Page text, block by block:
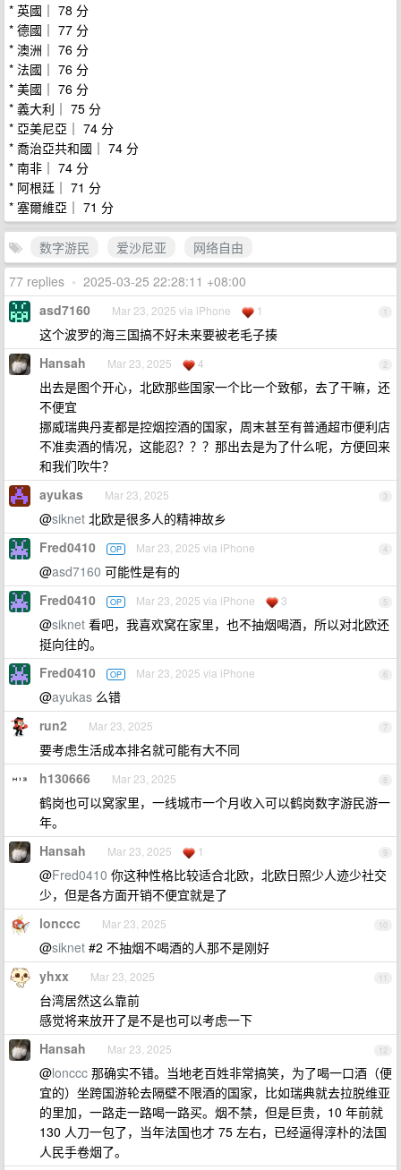
* 英國｜ 78 分
* 德國｜ 77 分
* 澳洲｜ 76 分
* 法國｜ 76 分
* 美國｜ 76 分
* 義大利｜ 75 分
* 亞美尼亞｜ 74 分
* 喬治亞共和國｜ 74 分
* 南非｜ 74 分
* 阿根廷｜ 71 分
* 塞爾維亞｜ 71 分
数字游民 爱沙尼亚
网络自由
77 replies • 2025-03-25 22:28:11 +08:00
1
asd7160 Mar 23, 2025 via iPhone 1
这个波罗的海三国搞不好未来要被老毛子揍
2
Hansah Mar 23, 2025 4
出去是图个开心，北欧那些国家一个比一个致郁，去了干嘛，还
不便宜
挪威瑞典丹麦都是控烟控酒的国家，周末甚至有普通超市便利店
不准卖酒的情况，这能忍？？？那出去是为了什么呢，方便回来
和我们吹牛？
3
ayukas Mar 23, 2025
@siknet 北欧是很多人的精神故乡
4
Fred0410 OP Mar 23, 2025 via iPhone
@asd7160 可能性是有的
5
Fred0410 OP Mar 23, 2025 via iPhone 3
@siknet 看吧，我喜欢窝在家里，也不抽烟喝酒，所以对北欧还
挺向往的。
6
Fred0410 OP Mar 23, 2025 via iPhone
@ayukas 么错
7
run2 Mar 23, 2025
要考虑生活成本排名就可能有大不同
8
h130666 Mar 23, 2025
鹤岗也可以窝家里，一线城市一个月收入可以鹤岗数字游民游一
年。
9
Hansah Mar 23, 2025 1
@Fred0410 你这种性格比较适合北欧，北欧日照少人迹少社交
少，但是各方面开销不便宜就是了
10
lonccc Mar 23, 2025
@siknet #2 不抽烟不喝酒的人那不是刚好
11
yhxx Mar 23, 2025
台湾居然这么靠前
感觉将来放开了是不是也可以考虑一下
12
Hansah Mar 23, 2025
@lonccc 那确实不错。当地老百姓非常搞笑，为了喝一口酒（便
宜的）坐跨国游轮去隔壁不限酒的国家，比如瑞典就去拉脱维亚
的里加，一路走一路喝一路买。烟不禁，但是巨贵，10 年前就
130 人刀一包了，当年法国也才 75 左右，已经逼得淳朴的法国
人民手卷烟了。